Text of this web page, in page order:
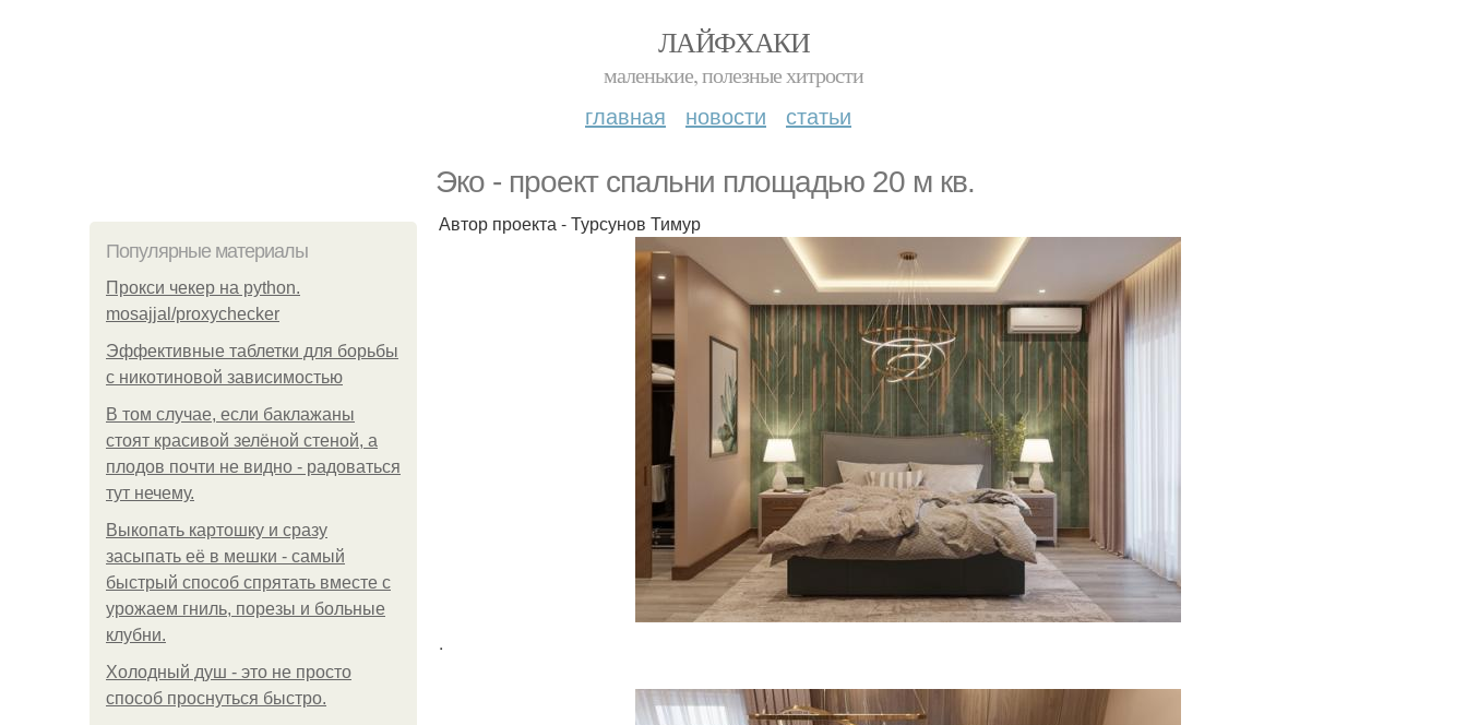
ЛАЙФХАКИ
маленькие, полезные хитрости
главная новости статьи
Эко - проект спальни площадью 20 м кв.
Популярные материалы
Прокси чекер на python.
mosajjal/proxychecker
Эффективные таблетки для борьбы
с никотиновой зависимостью
В том случае, если баклажаны
стоят красивой зелёной стеной, а
плодов почти не видно - радоваться
тут нечему.
Выкопать картошку и сразу
засыпать её в мешки - самый
быстрый способ спрятать вместе с
урожаем гниль, порезы и больные
клубни.
Холодный душ - это не просто
способ проснуться быстро.
Автор проекта - Турсунов Тимур
.